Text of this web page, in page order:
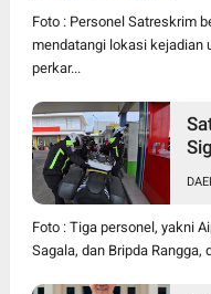
Foto : Personel Satreskrim
mendatangi lokasi kejadian
perkar...
Foto : Tiga personel, yakni
Sagala, dan Bripda Rangga,